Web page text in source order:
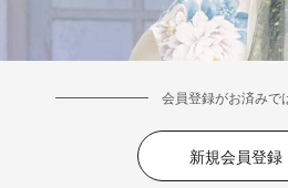
会員登録がお済みで
新規会員登録